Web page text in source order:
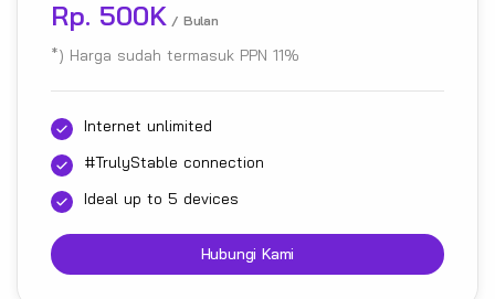
Rp. 500K / Bulan
*) Harga sudah termasuk PPN 11%
Internet unlimited
#TrulyStable connection
Ideal up to 5 devices
Hubungi Kami